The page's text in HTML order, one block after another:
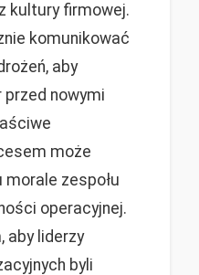
kultury firmowej.
komunikować
aby
nowymi
może
zespołu
operacyjnej.
aby liderzy
byli